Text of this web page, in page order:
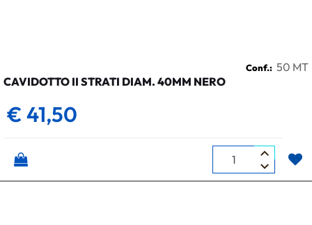
Conf.: 50 MT
CAVIDOTTO II STRATI DIAM. 40MM NERO
€ 41,50
Quantità